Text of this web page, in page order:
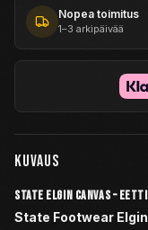
Nopea toimitus
1–3 arkipäivää
KUVAUS
State Elgin Canvas –
State Footwear Elgin